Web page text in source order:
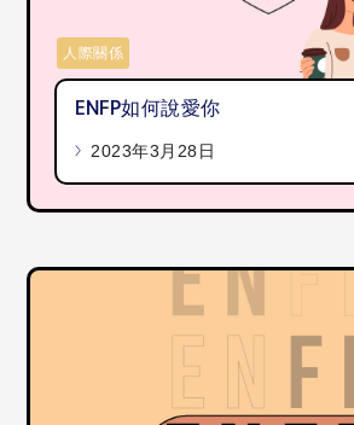
ENFP如何說愛你
2023年3月28日
人際關係